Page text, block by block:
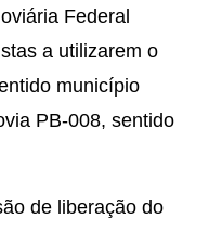
Federal
a utilizarem o
município
PB-008, sentido
de liberação do